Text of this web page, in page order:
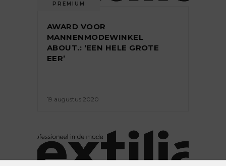
PREMIUM
AWARD VOOR
MANNENMODEWINKEL
ABOUT.: ‘EEN HELE GROTE
EER’
19 augustus 2020